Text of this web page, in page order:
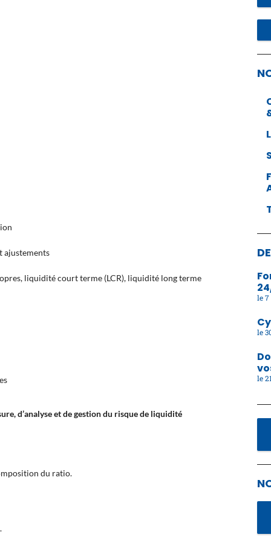
ajustements
liquidité court terme (LCR), liquidité long terme
d’analyse et de gestiondu risque de liquidité
du ratio.
7